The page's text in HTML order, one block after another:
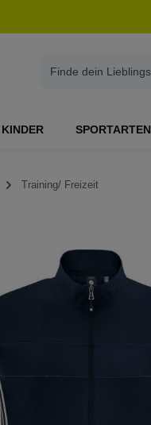
KINDER SPORTARTEN
Training/ Freizeit